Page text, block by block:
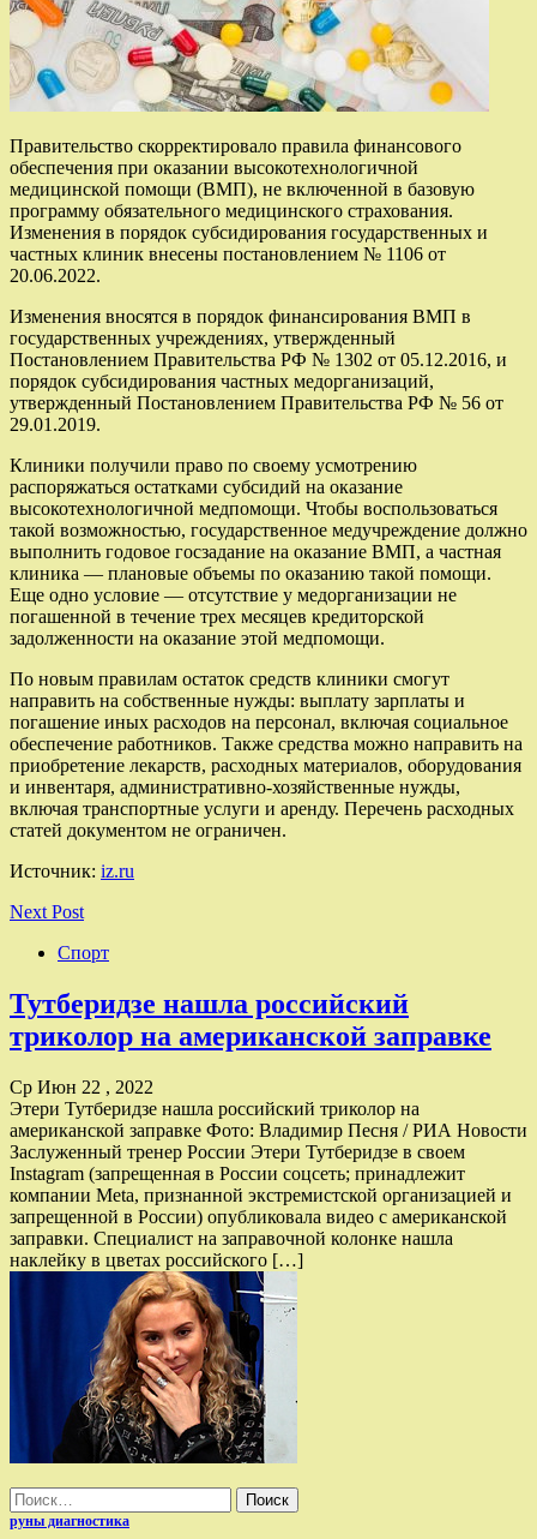
Правительство скорректировало правила финансового
обеспечения при оказании высокотехнологичной
медицинской помощи (ВМП), не включенной в базовую
программу обязательного медицинского страхования.
Изменения в порядок субсидирования государственных и
частных клиник внесены постановлением № 1106 от
20.06.2022.
Изменения вносятся в порядок финансирования ВМП в
государственных учреждениях, утвержденный
Постановлением Правительства РФ № 1302 от 05.12.2016, и
порядок субсидирования частных медорганизаций,
утвержденный Постановлением Правительства РФ № 56 от
29.01.2019.
Клиники получили право по своему усмотрению
распоряжаться остатками субсидий на оказание
высокотехнологичной медпомощи. Чтобы воспользоваться
такой возможностью, государственное медучреждение должно
выполнить годовое госзадание на оказание ВМП, а частная
клиника — плановые объемы по оказанию такой помощи.
Еще одно условие — отсутствие у медорганизации не
погашенной в течение трех месяцев кредиторской
задолженности на оказание этой медпомощи.
По новым правилам остаток средств клиники смогут
направить на собственные нужды: выплату зарплаты и
погашение иных расходов на персонал, включая социальное
обеспечение работников. Также средства можно направить на
приобретение лекарств, расходных материалов, оборудования
и инвентаря, административно-хозяйственные нужды,
включая транспортные услуги и аренду. Перечень расходных
статей документом не ограничен.
Источник: iz.ru
Next Post
Спорт
Тутберидзе нашла российский
триколор на американской заправке
Ср Июн 22 , 2022
Этери Тутберидзе нашла российский триколор на
американской заправке Фото: Владимир Песня / РИА Новости
Заслуженный тренер России Этери Тутберидзе в своем
Instagram (запрещенная в России соцсеть; принадлежит
компании Meta, признанной экстремистской организацией и
запрещенной в России) опубликовала видео с американской
заправки. Специалист на заправочной колонке нашла
наклейку в цветах российского […]
Найти:
руны диагностика